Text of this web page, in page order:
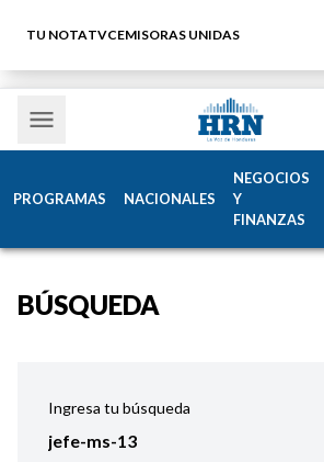
TU NOTATVCEMISORAS UNIDAS
PROGRAMAS NACIONALES
NEGOCIOS
Y
FINANZAS
BÚSQUEDA
Ingresa tu búsqueda